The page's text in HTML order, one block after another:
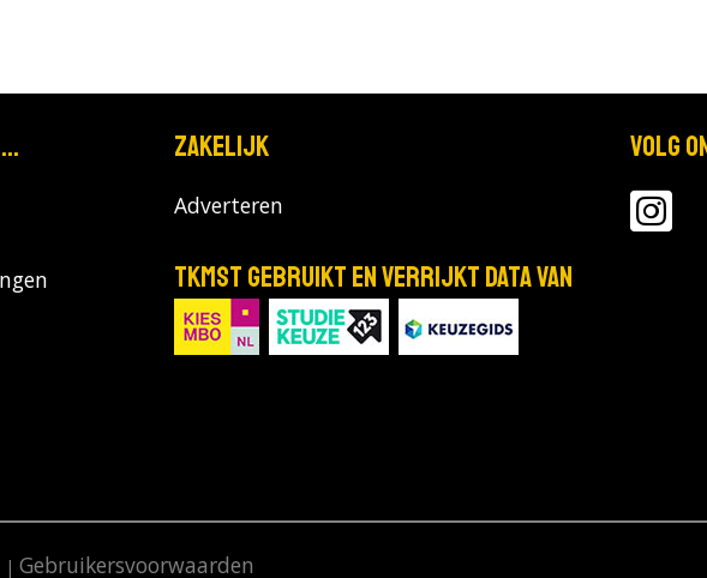
Zakelijk
Adverteren
TKMST gebruikt en verrijkt data van
Volg
| Gebruikersvoorwaarden